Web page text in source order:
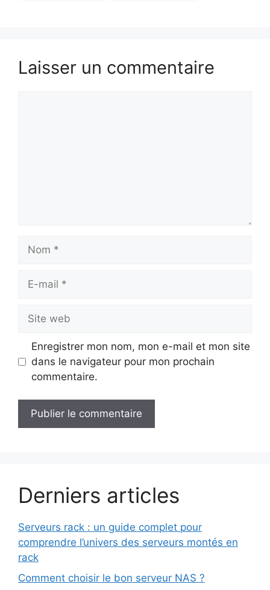
Laisser un commentaire
mail
web
Enregistrer mon nom, mon e-mail et mon site
dans le navigateur pour mon prochain
commentaire.
Derniers articles
Serveurs rack : un guide complet pour
comprendre l’univers des serveurs montés en
rack
Comment choisir le bon serveur NAS ?